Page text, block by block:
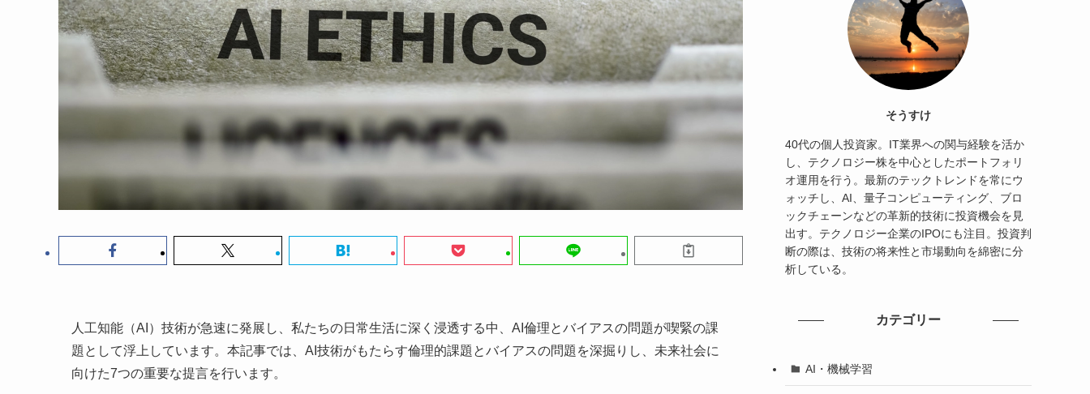
人工知能（AI）技術が急速に発展し、私たちの日常生活に深く浸透する中、AI倫理とバイアスの問題が喫緊の課
題として浮上しています。本記事では、AI技術がもたらす倫理的課題とバイアスの問題を深掘りし、未来社会に
向けた7つの重要な提言を行います。
そうすけ
40代の個人投資家。IT業界への関与経験を活か
し、テクノロジー株を中心としたポートフォリ
オ運用を行う。最新のテックトレンドを常にウ
ォッチし、AI、量子コンピューティング、ブロ
ックチェーンなどの革新的技術に投資機会を見
出す。テクノロジー企業のIPOにも注目。投資判
断の際は、技術の将来性と市場動向を綿密に分
析している。
カテゴリー
AI・機械学習